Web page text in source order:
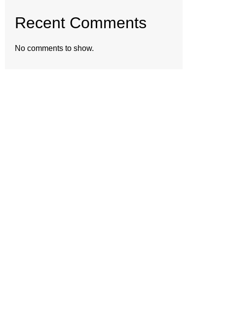
Recent Comments
No comments to show.